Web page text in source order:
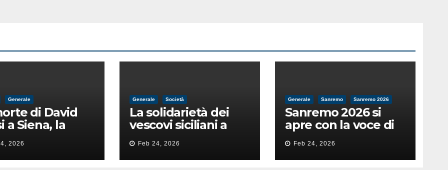
Generale
di David
a Siena, la
lancia la
di
2026
Generale Società
La solidarietà dei
vescovi siciliani a
Lorefice: «Ha difeso
il valore e la dignità
dell’umanità»
Feb 24, 2026
Generale Sanremo Sanremo 2026
Sanremo 2026 si
apre con la voce di
Pippo Baudo
Feb 24, 2026